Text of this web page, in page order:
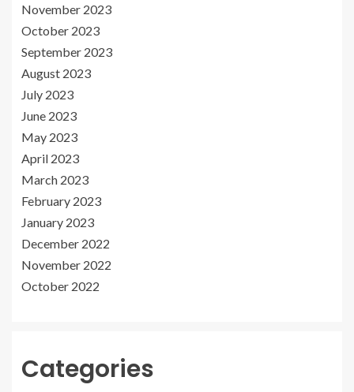
November 2023
October 2023
September 2023
August 2023
July 2023
June 2023
May 2023
April 2023
March 2023
February 2023
January 2023
December 2022
November 2022
October 2022
Categories